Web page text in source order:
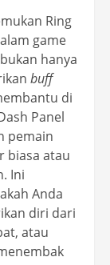
Ring
game
hanya
buff
di
Panel
pemain
biasa atau
Ini
Anda
diri dari
atau